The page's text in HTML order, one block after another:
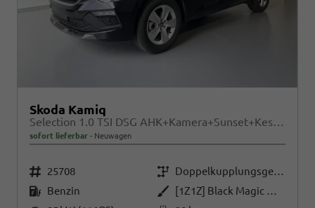
Skoda Kamiq
Selection 1.0 TSI DSG AHK+Kamera+Sunset+Kessy+AppConnect+Sitzheiz+Alu16+GV5
sofort lieferbar Neuwagen
Fahrzeugnr. 25708 Getriebe
Doppelkupplungsgetriebe (DSG)
Kraftstoff Benzin Außenfarbe
[1Z1Z] Black Magic Metallic